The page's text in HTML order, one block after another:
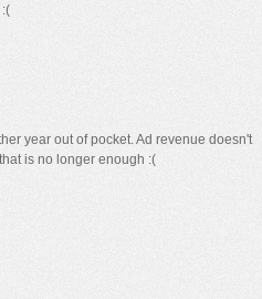
year out of pocket. Ad revenue doesn't
is no longer enough :(